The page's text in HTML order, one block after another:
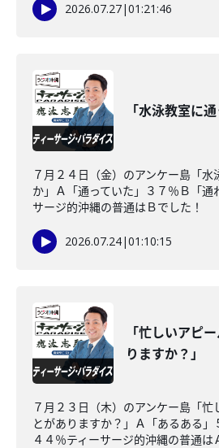
2026.07.27|01:21:46
「水泳教室に
７月２４日（金）のアンケー島「水
か」Ａ「通っていた」３７％Ｂ「通
サージ的沖縄の普通はＢでした！
2026.07.24|01:10:15
「忙しいアピ
りますか？」
７月２３日（木）のアンケー島「忙
とがありますか？」Ａ「あるある」
４４％ティーサージ的沖縄の普通は